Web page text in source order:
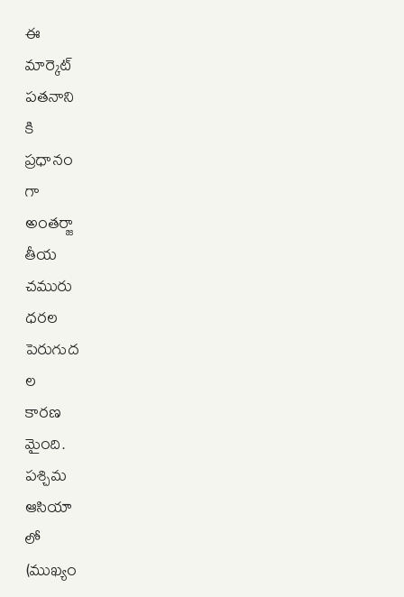
ఈ
మార్కెట్
పతనాని
కి
ప్రధానం
గా
అంతర్జా
తీయ
చమురు
ధరల
పెరుగుద
ల
కారణ
మైంది.
పశ్చిమ
ఆసియా
లో
(ముఖ్యం